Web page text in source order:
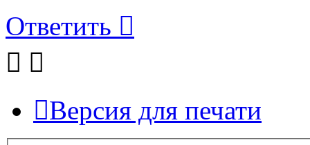
Ответить
Версия для печати